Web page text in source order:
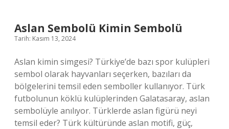
Aslan Sembolü Kimin Sembolü
Tarih: Kasım 13, 2024
Aslan kimin simgesi? Türkiye’de bazı spor kulüpleri
sembol olarak hayvanları seçerken, bazıları da
bölgelerini temsil eden semboller kullanıyor. Türk
futbolunun köklü kulüplerinden Galatasaray, aslan
sembolüyle anılıyor. Türklerde aslan figürü neyi
temsil eder? Türk kültüründe aslan motifi, güç,